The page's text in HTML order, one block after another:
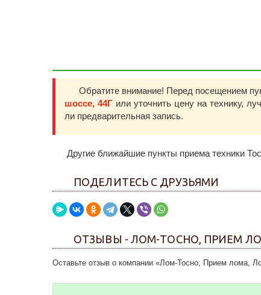
Обратите внимание! Перед посещением
шоссе, 44Гили уточнить цену на технику,
ли предварительная запись.
Другие ближайшие пункты приема техники
ПОДЕЛИТЕСЬ С ДРУЗЬЯМИ
ОТЗЫВЫ - ЛОМ-ТОСНО, ПРИЕМ
Оставьте отзыв о компании «Лом-Тосно, Прием лома,